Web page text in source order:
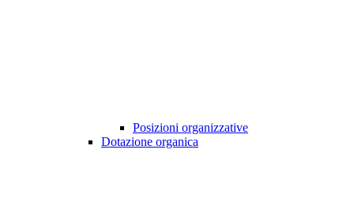
Posizioni organizzative
Dotazione organica